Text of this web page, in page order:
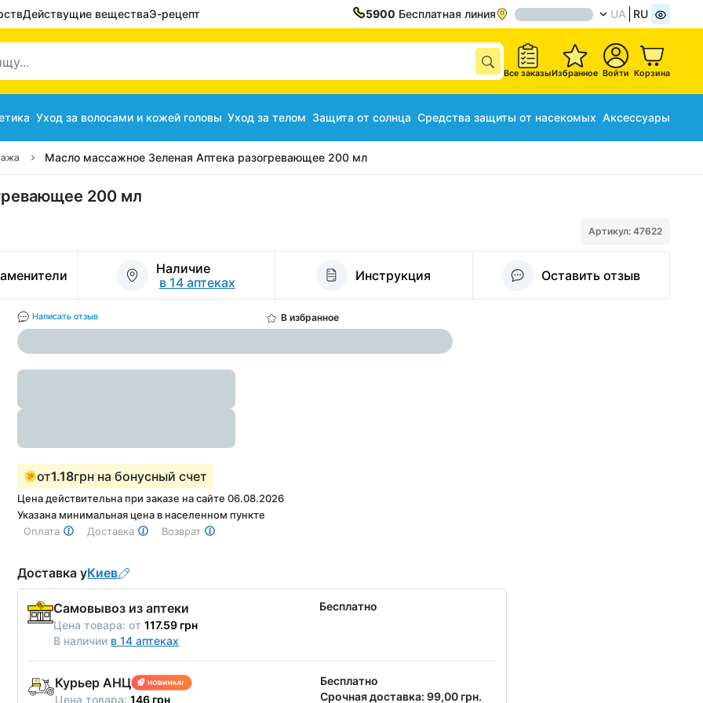
Действущие веществаЭ-рецепт 5900 Бесплатная линия UA RU
Все заказыИзбранное Войти Корзина
Уход за волосами и кожей головы Уход за телом Защита от солнца Средства защиты от насекомых Аксессуары
Масло массажное Зеленая Аптека разогревающее 200 мл
200 мл
Артикул: 47622
Наличие
в 14 аптеках
Инструкция Оставить отзыв
Написать отзыв В избранное
от1.18грн на бонусный счет
Цена действительна при заказе на сайте 06.08.2026
Указана минимальная цена в населенном пункте
Оплата
Доставка Возврат
Доставка уКиев
Самовывоз из аптеки
Цена товара:от 117.59 грн
В наличии в 14 аптеках
Бесплатно
Курьер АНЦ
Цена товара:146 грн
Бесплатно
Срочная доставка: 99,00 грн.